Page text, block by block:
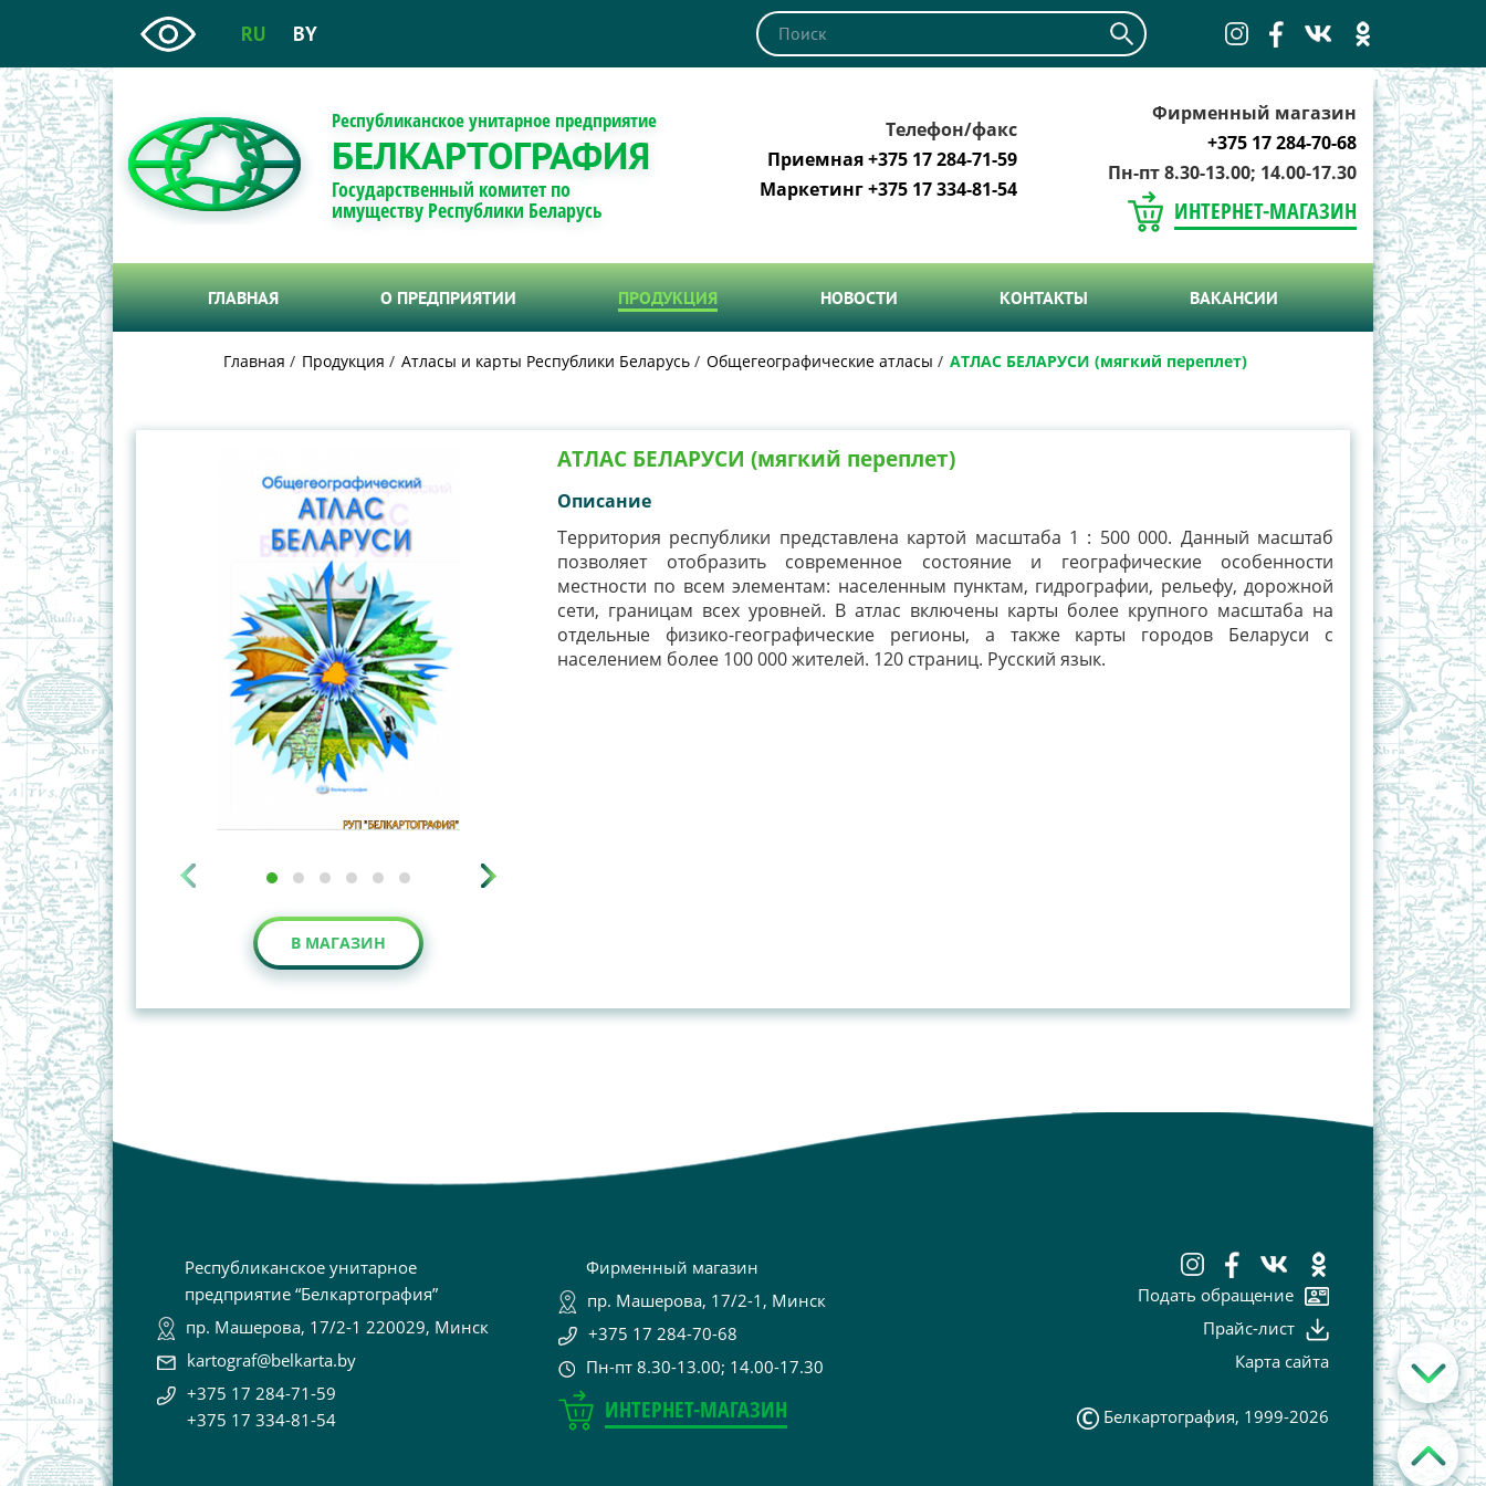
RU BY
Республиканское унитарное предприятие
БЕЛКАРТОГРАФИЯ
Государственный комитет по
имуществу Республики Беларусь
Телефон/факс
Приемная +375 17 284-71-59
Маркетинг +375 17 334-81-54
Фирменный магазин
+375 17 284-70-68
Пн-пт 8.30-13.00; 14.00-17.30
ИНТЕРНЕТ-МАГАЗИН
ГЛАВНАЯ О ПРЕДПРИЯТИИ ПРОДУКЦИЯ НОВОСТИ КОНТАКТЫ ВАКАНСИИ
Главная Продукция Атласы и карты Республики Беларусь Общегеографические атласы АТЛАС БЕЛАРУСИ (мягкий переплет)
В МАГАЗИН
АТЛАС БЕЛАРУСИ (мягкий переплет)
Описание
Территория республики представлена картой масштаба 1 : 500 000. Данный масштаб
позволяет отобразить современное состояние и географические особенности
местности по всем элементам: населенным пунктам, гидрографии, рельефу, дорожной
сети, границам всех уровней. В атлас включены карты более крупного масштаба на
отдельные физико-географические регионы, а также карты городов Беларуси с
населением более 100 000 жителей. 120 страниц. Русский язык.
Республиканское унитарное
предприятие “Белкартография”
пр. Машерова, 17/2-1 220029, Минск
kartograf@belkarta.by
+375 17 284-71-59
+375 17 334-81-54
Фирменный магазин
пр. Машерова, 17/2-1, Минск
+375 17 284-70-68
Пн-пт 8.30-13.00; 14.00-17.30
ИНТЕРНЕТ-МАГАЗИН
Подать обращение
Прайс-лист
Карта сайта
Белкартография, 1999-2026